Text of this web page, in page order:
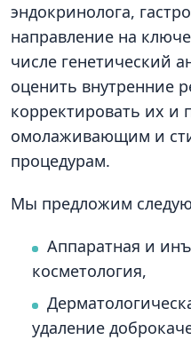
эндокринолога,
направление на
числе генетический
оценить внутренние
корректировать их и
омолаживающим и
процедурам.
Мы предложим
Аппаратная и
косметология,
удаление